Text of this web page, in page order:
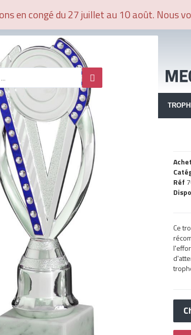
en congé du 27 juillet au 10 août. Nous
LIVRAISON 48/72H
Livraison rapide
TROPHÉES PAR SPORT
Réf
Ce